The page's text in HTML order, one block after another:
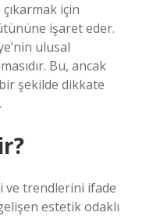
için
işaret eder.
ulusal
Bu, ancak
şekilde dikkate
ve trendlerini ifade
estetik odaklı